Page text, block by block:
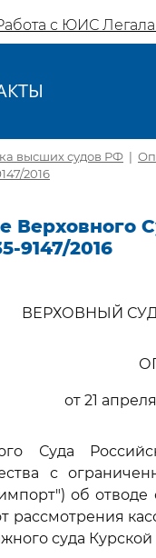
с ЮИС
высших судов РФ |
2016
Верховного
9147/2016
ВЕРХОВНЫЙ
от 21
Суда
с
об отводе
рассмотрения
суда Курской